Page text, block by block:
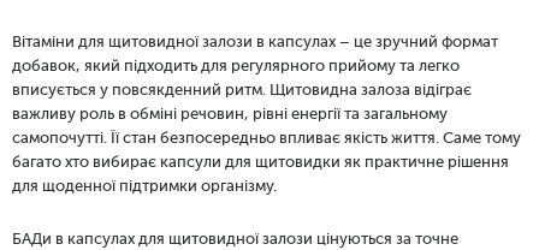
Вітаміни для щитовидної залози в капсулах – це зручний формат
добавок, який підходить для регулярного прийому та легко
вписується у повсякденний ритм. Щитовидна залоза відіграє
важливу роль в обміні речовин, рівні енергії та загальному
самопочутті. Її стан безпосередньо впливає якість життя. Саме тому
багато хто вибирає капсули для щитовидки як практичне рішення
для щоденної підтримки організму.
БАДи в капсулах для щитовидної залози цінуються за точне